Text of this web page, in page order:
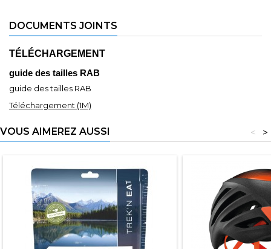
DOCUMENTS JOINTS
TÉLÉCHARGEMENT
guide des tailles RAB
guide des tailles RAB
Téléchargement (1M)
VOUS AIMEREZ AUSSI >
<